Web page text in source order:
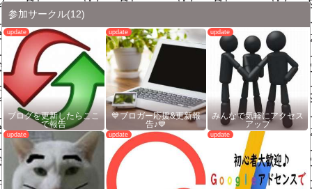
参加サークル(12)
ブログを更新したらここ
で報告
💙ブロガー応援&更新報
告♪💙
みんなで気軽にアクセス
アップ